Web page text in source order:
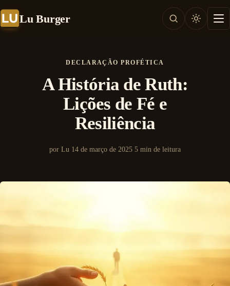
Lu Burger
DECLARAÇÃO PROFÉTICA
A História de Ruth:
Lições de Fé e
Resiliência
por Lu 14 de março de 2025 5 min de leitura